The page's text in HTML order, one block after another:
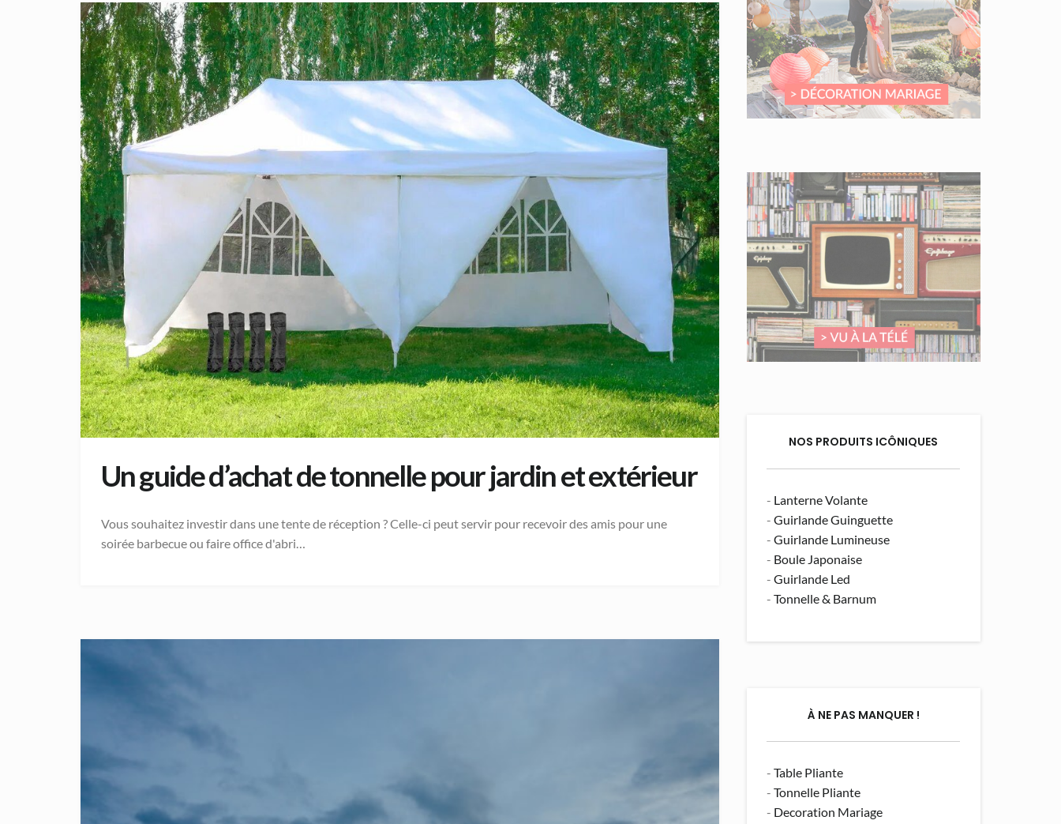
Un guide d’achat de tonnelle pour jardin et extérieur
Vous souhaitez investir dans une tente de réception ? Celle-ci peut servir pour recevoir des amis pour une
soirée barbecue ou faire office d'abri…
NOS PRODUITS ICÔNIQUES
- Lanterne Volante
-Guirlande Guinguette
-Guirlande Lumineuse
- Boule Japonaise
-Guirlande Led
-Tonnelle & Barnum
À NE PAS MANQUER !
-Table Pliante
-Tonnelle Pliante
- Decoration Mariage